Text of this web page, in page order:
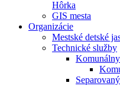
Hôrka
GIS mesta
Organizácie
Mestské detské
Technické služby